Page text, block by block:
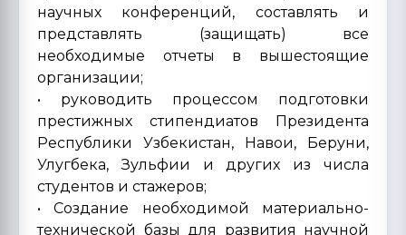
научных конференций, составлять и
представлять (защищать) все
необходимые отчеты в вышестоящие
организации;
• руководить процессом подготовки
престижных стипендиатов Президента
Республики Узбекистан, Навои, Беруни,
Улугбека, Зульфии и других из числа
студентов и стажеров;
• Создание необходимой материально-
технической базы для развития научной